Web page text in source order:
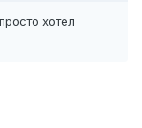
хотел